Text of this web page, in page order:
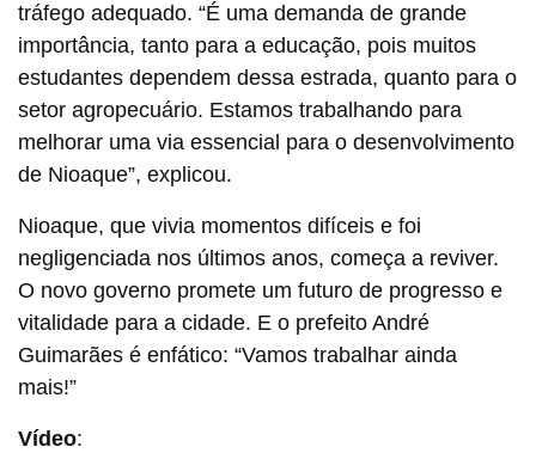
tráfego adequado. “É uma demanda de grande
importância, tanto para a educação, pois muitos
estudantes dependem dessa estrada, quanto para o
setor agropecuário. Estamos trabalhando para
melhorar uma via essencial para o desenvolvimento
de Nioaque”, explicou.
Nioaque, que vivia momentos difíceis e foi
negligenciada nos últimos anos, começa a reviver.
O novo governo promete um futuro de progresso e
vitalidade para a cidade. E o prefeito André
Guimarães é enfático: “Vamos trabalhar ainda
mais!”
Vídeo: